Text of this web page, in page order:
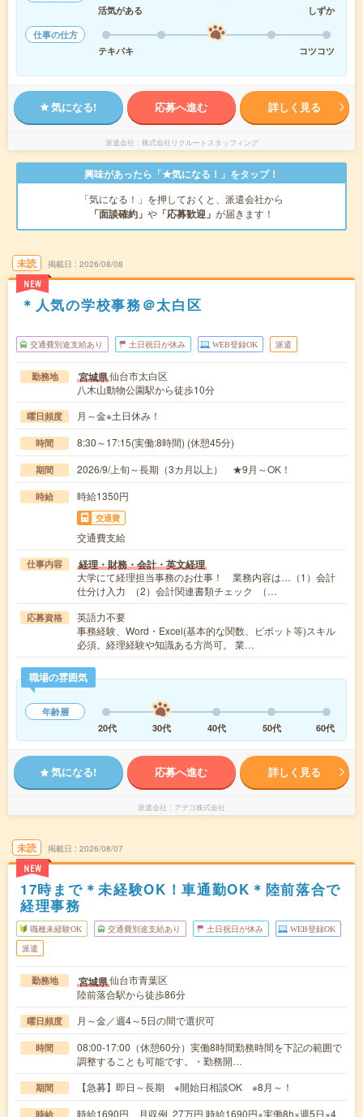
活気がある
しずか
仕事の仕方
テキパキ
コツコツ
気になる! 応募へ進む 詳しく見る
派遣会社 株式会社リクルートスタッフィング
興味があったら「★気になる！」をタップ！
「気になる！」を押しておくと、派遣会社から
「面談確約」 や 「応募歓迎」 が届きます！
未読
NEW
掲載日 2026/08/08
＊人気の学校事務＠太白区
交通費別途支給あり 土日祝日が休み WEB登録OK 派遣
勤務地 宮城県仙台市太白区
八木山動物公園駅から徒歩10分
曜日頻度 月～金※土日休み！
時間 8:30～17:15(実働:8時間) (休憩45分)
期間 2026/9/上旬～長期（3カ月以上） ★9月～OK！
時給 時給1350円
交通費
交通費支給
仕事内容 経理・財務・会計・英文経理
大学にて経理担当事務のお仕事！ 業務内容は…（1）会計
仕分け入力 （2）会計関連書類チェック （…
応募資格
英語力不要
事務経験、Word・Excel(基本的な関数、ピボット等)スキル
必須。経理経験や知識ある方尚可。 業…
職場の雰囲気
年齢層
20代
30代 40代 50代 60代
気になる! 応募へ進む 詳しく見る
派遣会社 アデコ株式会社
未読
NEW
掲載日 2026/08/07
17時まで＊未経験OK！車通勤OK＊陸前落合で
経理事務
職種未経験OK 交通費別途支給あり 土日祝日が休み WEB登録OK
派遣
勤務地 宮城県仙台市青葉区
陸前落合駅から徒歩86分
曜日頻度 月～金／週4～5日の間で選択可
時間
08:00-17:00（休憩60分）実働8時間勤務時間を下記の範囲で
調整することも可能です。・勤務開…
期間 【急募】即日～長期 ※開始日相談OK ※8月～！
時給
時給1690円 月収例 27万円 時給1690円×実働8h×週5日×4